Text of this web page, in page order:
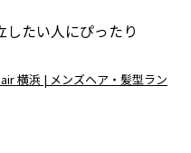
たい人にぴったり
横浜 | メンズヘア・髪型ラン